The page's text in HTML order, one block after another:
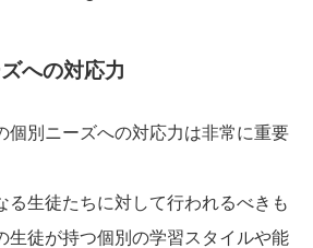
への対応力
個別ニーズへの対応力は非常に重要
る生徒たちに対して行われるべきも
生徒が持つ個別の学習スタイルや能